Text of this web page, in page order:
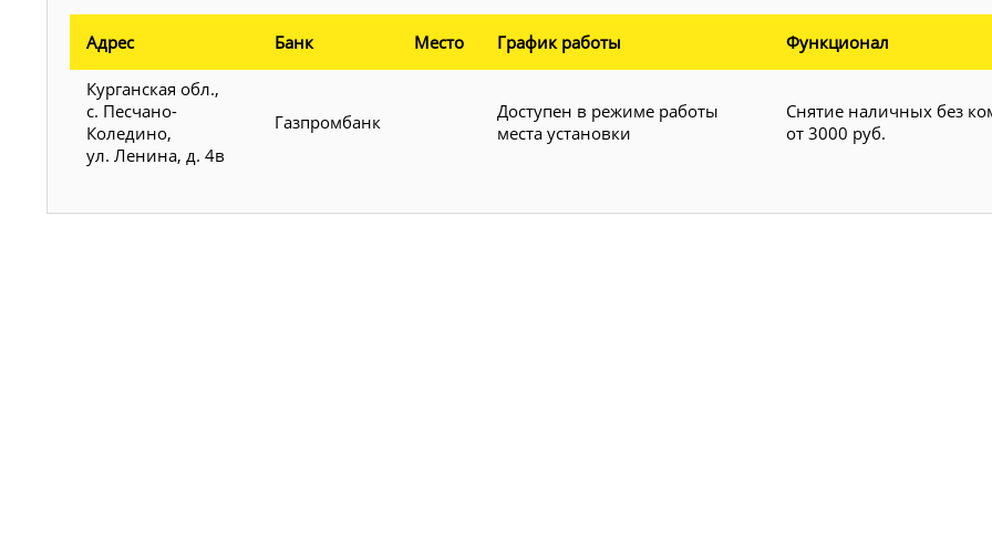
Адрес Банк Место График работы Функционал
Курганская обл.,
с. Песчано-
Коледино,
ул. Ленина, д. 4в
Газпромбанк
Доступен в режиме работы
места установки
Снятие наличных без
от 3000 руб.